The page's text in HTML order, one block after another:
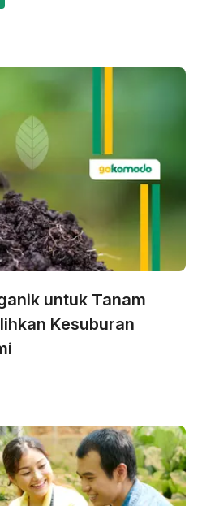
untuk Tanam
Kesuburan